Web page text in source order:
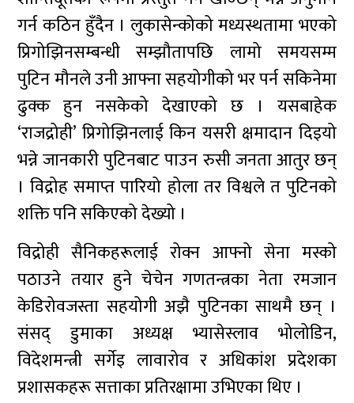
गर्न कठिन हुँदैन । लुकासेन्कोको मध्यस्थतामा भएको
प्रिगोझिनसम्बन्धी सम्झौतापछि लामो समयसम्म
पुटिन मौनले उनी आफ्ना सहयोगीको भर पर्न सकिनेमा
ढुक्क हुन नसकेको देखाएको छ । यसबाहेक
‘राजद्रोही’ प्रिगोझिनलाई किन यसरी क्षमादान दिइयो
भन्ने जानकारी पुटिनबाट पाउन रुसी जनता आतुर छन्
। विद्रोह समाप्त पारियो होला तर विश्वले त पुटिनको
शक्ति पनि सकिएको देख्यो ।
विद्रोही सैनिकहरूलाई रोक्न आफ्नो सेना मस्को
पठाउने तयार हुने चेचेन गणतन्त्रका नेता रमजान
केडिरोवजस्ता सहयोगी अझै पुटिनका साथमै छन् ।
संसद् डुमाका अध्यक्ष भ्यासेस्लाव भोलोडिन,
विदेशमन्त्री सर्गेइ लावारोव र अधिकांश प्रदेशका
प्रशासकहरू सत्ताका प्रतिरक्षामा उभिएका थिए ।